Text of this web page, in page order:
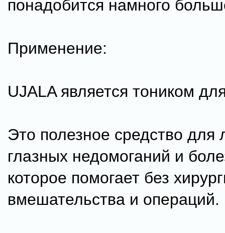
понадобится намного
Применение:
UJALA является тоником
Это полезное средство для
глазных недомоганий и
которое помогает без
вмешательства и операций.